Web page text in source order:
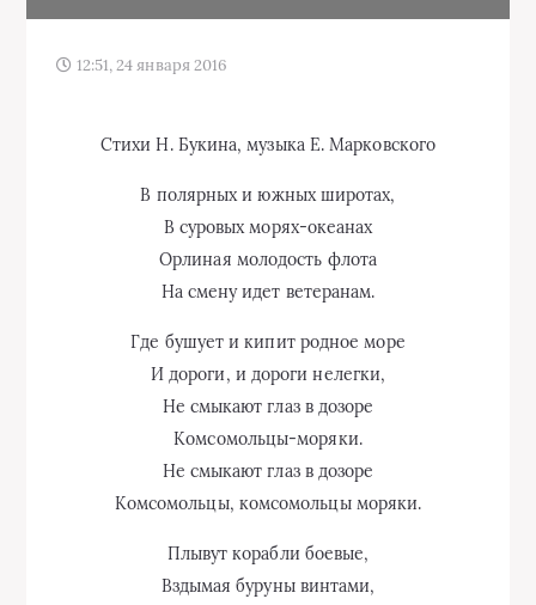
12:51, 24 января 2016
Стихи Н. Букина, музыка Е. Марковского
В полярных и южных широтах,
В суровых морях-океанах
Орлиная молодость флота
На смену идет ветеранам.
Где бушует и кипит родное море
И дороги, и дороги нелегки,
Не смыкают глаз в дозоре
Комсомольцы-моряки.
Не смыкают глаз в дозоре
Комсомольцы, комсомольцы моряки.
Плывут корабли боевые,
Вздымая буруны винтами,